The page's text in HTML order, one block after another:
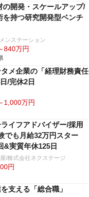
の開発・スケールアップ/
を持つ研究開発型ベンチ
ンステーション
840万円
メ企業の「経理財務責任
/完休2日
1,000万円
ライフアドバイザー/採用
でも月給32万円スター
&実質年休125日
/株式会社ネクステージ
円
支える「総合職」